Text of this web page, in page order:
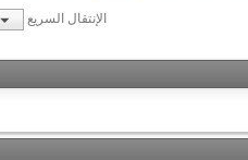
الإنتقال السريع